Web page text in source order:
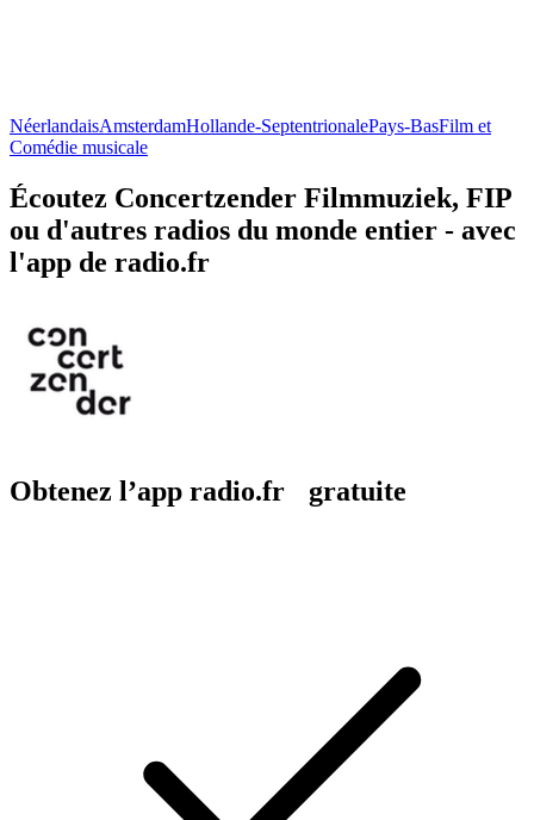
NéerlandaisAmsterdamHollande-SeptentrionalePays-BasFilm et
Comédie musicale
Écoutez Concertzender Filmmuziek, FIP
ou d'autres radios du monde entier - avec
l'app de radio.fr
Obtenez l’app radio.fr gratuite